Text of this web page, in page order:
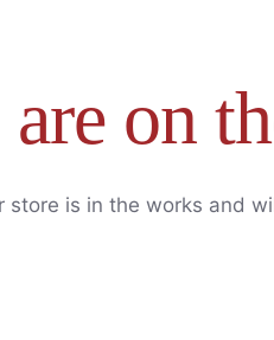
on
store is in the works and